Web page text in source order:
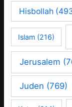
Hisbollah
Islam (216)
Jerusalem
Juden (769)